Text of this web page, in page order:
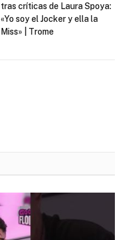
tras críticas de Laura Spoya:
«Yo soy el Jocker y ella la
Miss» | Trome